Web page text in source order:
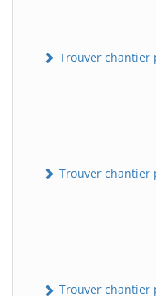
Trouver chantier
Trouver chantier
Trouver chantier